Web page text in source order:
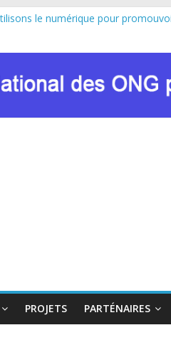
le numérique pour
: Sous l’impulsion de Marie
de consultation sur les
PROJETS PARTÉNAIRES